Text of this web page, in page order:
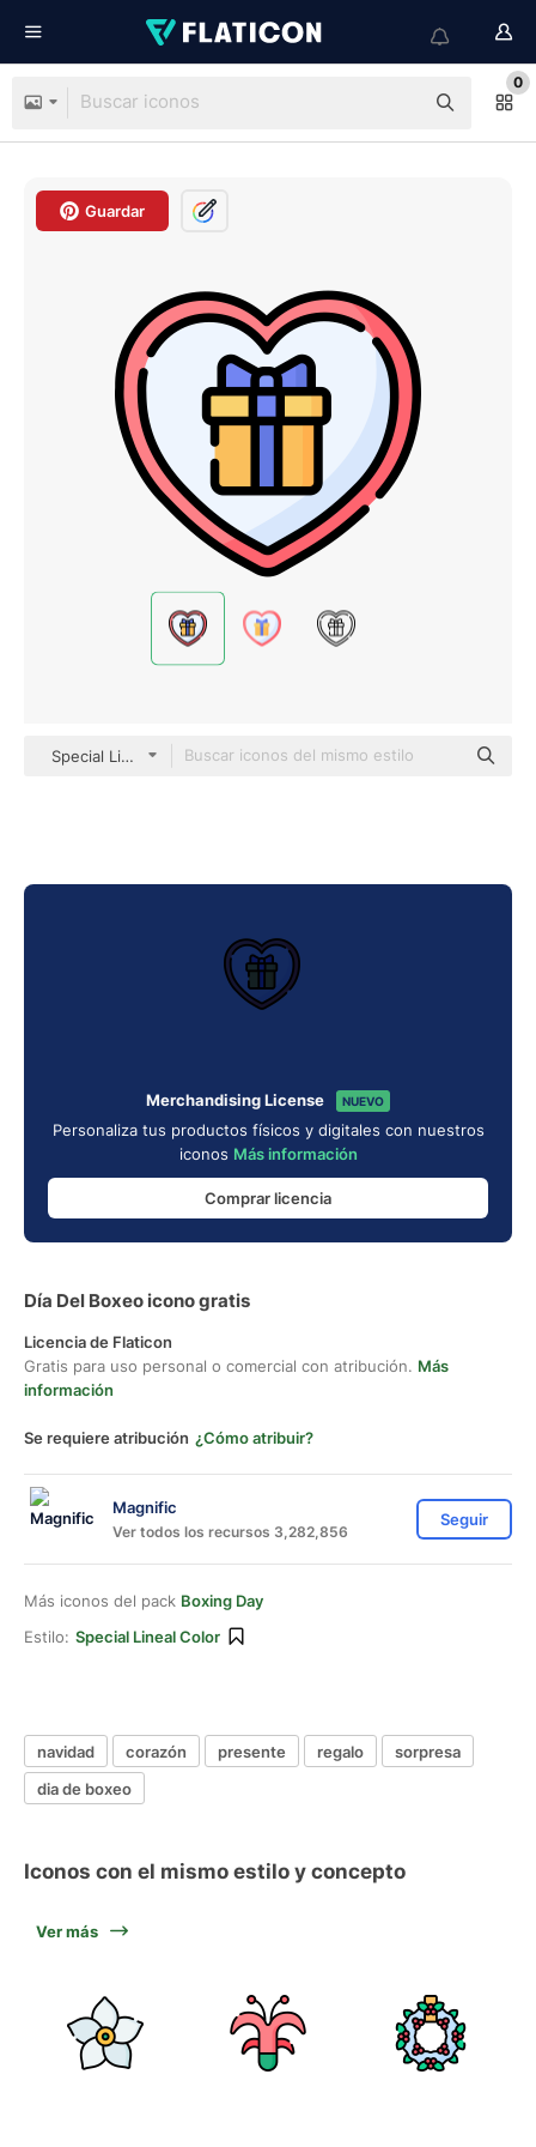
0
Guardar
Special Lineal color
Merchandising License NUEVO
Personaliza tus productos físicos y digitales con nuestros
iconos Más información
Comprar licencia
Día Del Boxeo icono gratis
Licencia de Flaticon
Gratis para uso personal o comercial con atribución. Más
información
Se requiere atribución ¿Cómo atribuir?
Magnific
Ver todos los recursos 3,282,856
Seguir
Más iconos del pack Boxing Day
Estilo: Special Lineal Color
navidad corazón presente regalo
sorpresa
dia de boxeo
Iconos con el mismo estilo y concepto
Ver más